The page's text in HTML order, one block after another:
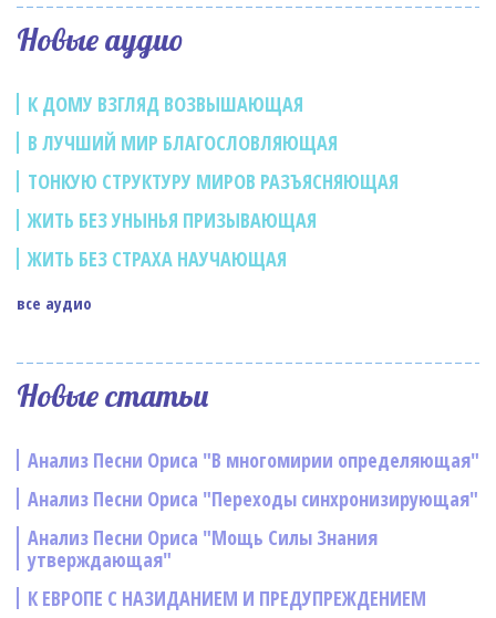
Новые аудио
К ДОМУ ВЗГЛЯД ВОЗВЫШАЮЩАЯ
В ЛУЧШИЙ МИР БЛАГОСЛОВЛЯЮЩАЯ
ТОНКУЮ СТРУКТУРУ МИРОВ РАЗЪЯСНЯЮЩАЯ
ЖИТЬ БЕЗ УНЫНЬЯ ПРИЗЫВАЮЩАЯ
ЖИТЬ БЕЗ СТРАХА НАУЧАЮЩАЯ
все аудио
Новые статьи
Анализ Песни Ориса "В многомирии определяющая"
Анализ Песни Ориса "Переходы синхронизирующая"
Анализ Песни Ориса "Мощь Силы Знания
утверждающая"
К ЕВРОПЕ С НАЗИДАНИЕМ И ПРЕДУПРЕЖДЕНИЕМ